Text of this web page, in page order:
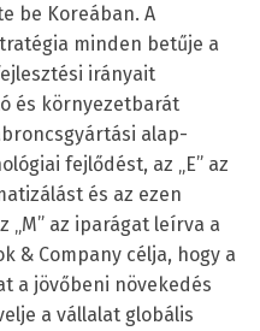
be Koreában. A
minden betűje a
irányait
és környezetbarát
alap-
fejlődést, az „E” az
és az ezen
„M” az iparágat leírva a
& Company célja, hogy a
a jövőbeni növekedés
a vállalat globális